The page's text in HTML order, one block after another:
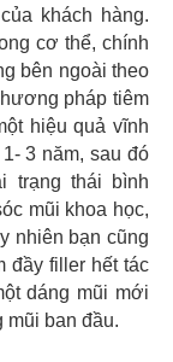
khách hàng.
cơ thể, chính
bên ngoài theo
pháp tiêm
hiệu quả vĩnh
3 năm, sau đó
trạng thái bình
mũi khoa học,
nhiên bạn cũng
đầy filler hết tác
dáng mũi mới
mũi ban đầu.